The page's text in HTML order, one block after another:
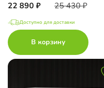
22 890 25 430
Доступно для доставки
В корзину